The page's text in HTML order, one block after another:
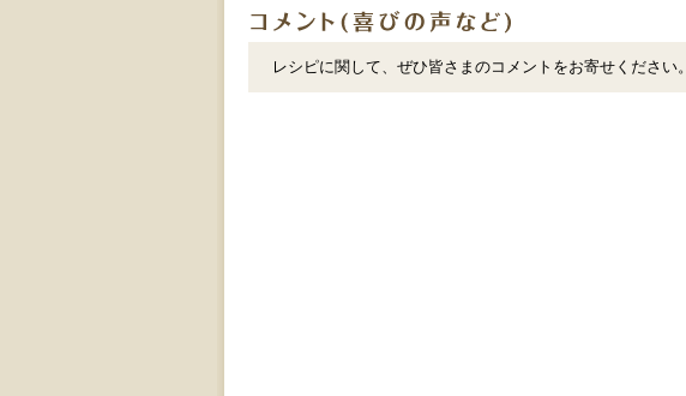
レシピに関して、ぜひ皆さまのコメントをお寄せください。